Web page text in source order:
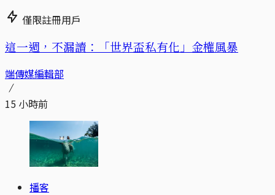
僅限註冊用戶
這一週，不漏讀：「世界盃私有化」金權風暴
端傳媒編輯部
15 小時前
播客